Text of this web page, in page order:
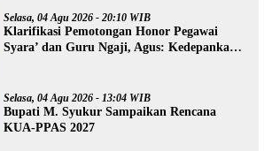
Selasa, 04 Agu 2026 - 20:10 WIB
Klarifikasi Pemotongan Honor Pegawai
Syara’ dan Guru Ngaji, Agus: Kedepankan
Selasa, 04 Agu 2026 - 13:04 WIB
Bupati M. Syukur Sampaikan Rencana
KUA-PPAS 2027